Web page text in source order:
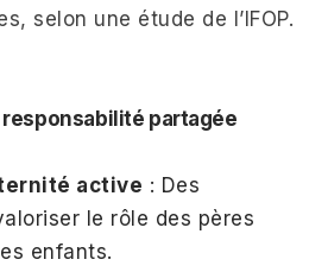
selon une étude de l’IFOP.
partagée
active : Des
le rôle des pères
enfants.